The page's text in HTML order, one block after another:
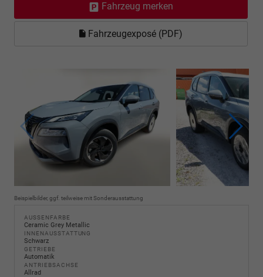
Fahrzeug merken
Fahrzeugexposé (PDF)
Beispielbilder, ggf. teilweise mit Sonderausstattung
AUSSENFARBE
Ceramic Grey Metallic
INNENAUSSTATTUNG
Schwarz
GETRIEBE
Automatik
ANTRIEBSACHSE
Allrad